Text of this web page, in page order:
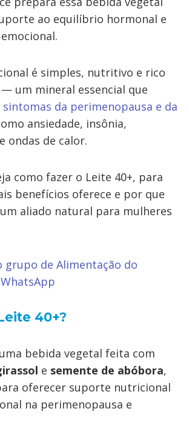
ao equilíbrio hormonal e
é simples, nutritivo e rico
um mineral essencial que
sintomas da perimenopausa e da
ansiedade, insônia,
ondas de calor.
como fazer o Leite 40+, para
benefícios oferece e por que
aliado natural para mulheres
grupo de Alimentação do
40+?
bebida vegetal feita com
e semente de abóbora,
oferecer suporte nutricional
na perimenopausa e